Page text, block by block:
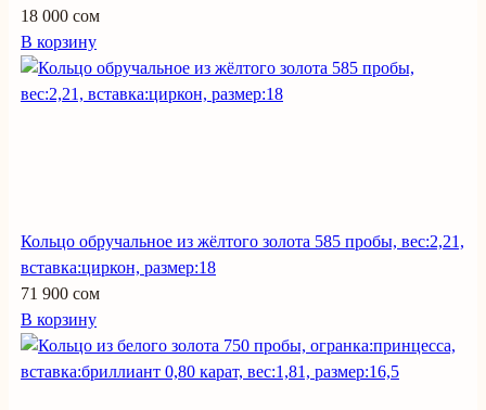
18 000 сом
В корзину
Кольцо обручальное из жёлтого золота 585 пробы, вес:2,21,
вставка:циркон, размер:18
71 900 сом
В корзину